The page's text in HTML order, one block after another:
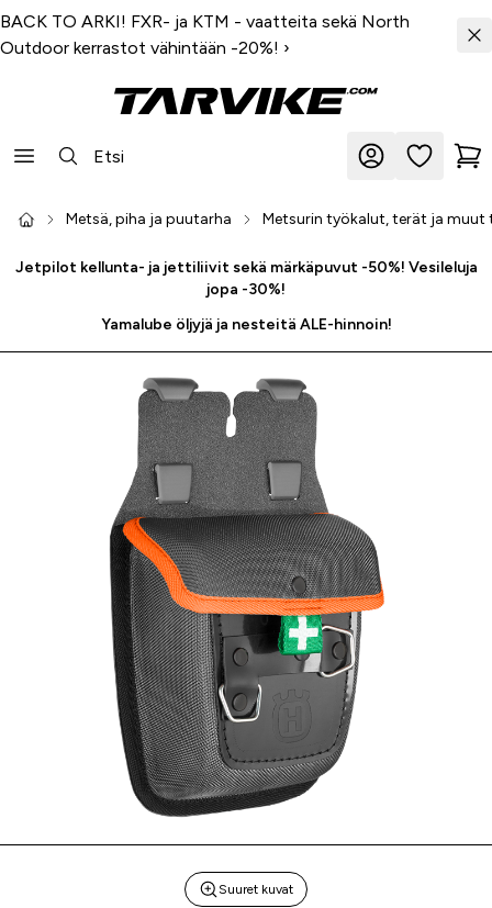
BACK TO ARKI! FXR- ja KTM - vaatteita sekä North
Outdoor kerrastot vähintään -20%! ›
Metsä, piha ja puutarha Metsurin työkalut, terät ja muut
Jetpilot kellunta- ja jettiliivit sekä märkäpuvut -50%! Vesileluja
jopa -30%!
Yamalube öljyjä ja nesteitä ALE-hinnoin!
Suuret kuvat